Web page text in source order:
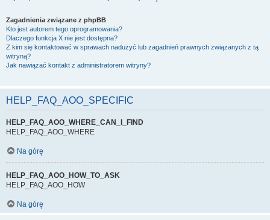
Zagadnienia związane z phpBB
Kto jest autorem tego oprogramowania?
Dlaczego funkcja X nie jest dostępna?
Z kim się kontaktować w sprawach nadużyć lub zagadnień prawnych związanych z tą
witryną?
Jak nawiązać kontakt z administratorem witryny?
HELP_FAQ_AOO_SPECIFIC
HELP_FAQ_AOO_WHERE_CAN_I_FIND
HELP_FAQ_AOO_WHERE
Na górę
HELP_FAQ_AOO_HOW_TO_ASK
HELP_FAQ_AOO_HOW
Na górę